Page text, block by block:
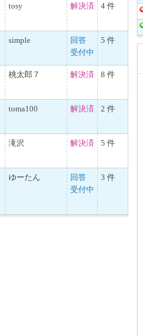
tosy 解決済 4 件
simple
回答
受付中
5 件
桃太郎７ 解決済 8 件
toma100 解決済 2 件
滝沢 解決済 5 件
ゆーたん
回答
受付中
3 件